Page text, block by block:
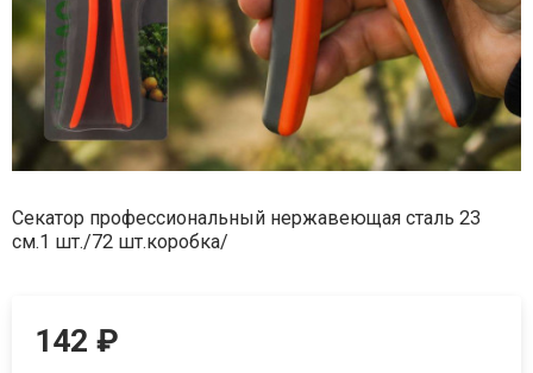
Секатор профессиональный нержавеющая сталь 23
см.1 шт./72 шт.коробка/
142₽